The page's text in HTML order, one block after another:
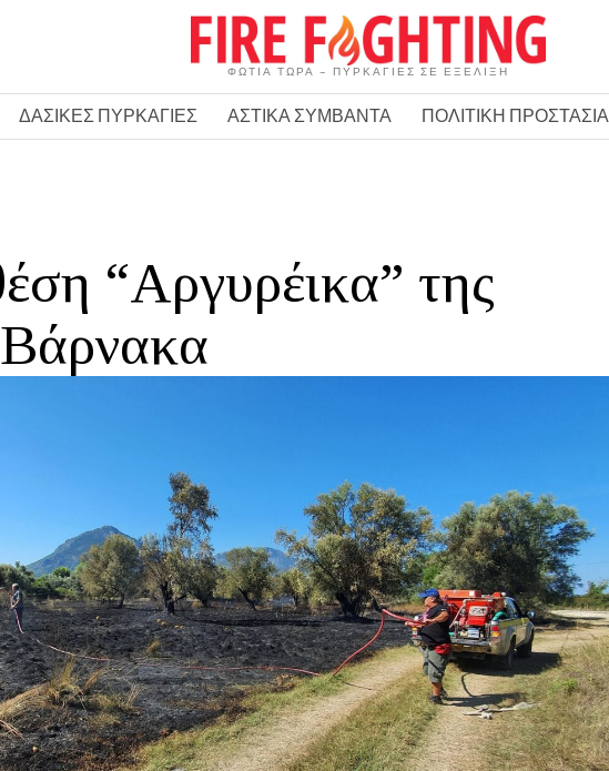
ΦΩΤΙΑ ΤΩΡΑ – ΠΥΡΚΑΓΙΕΣ ΣΕ ΕΞΕΛΙΞΗ
ΔΑΣΙΚΕΣ ΠΥΡΚΑΓΙΕΣ ΑΣΤΙΚΑ ΣΥΜΒΑΝΤΑ ΠΟΛΙΤΙΚΗ ΠΡΟΣΤΑΣΙΑ
“Αργυρέικα” της